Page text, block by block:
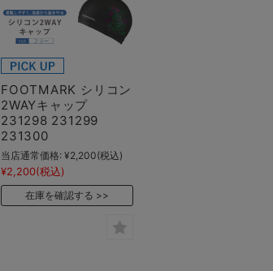
FOOTMARK シリコン
2WAYキャップ
231298 231299
231300
当店通常価格: ¥2,200(税込)
¥2,200(税込)
在庫を確認する